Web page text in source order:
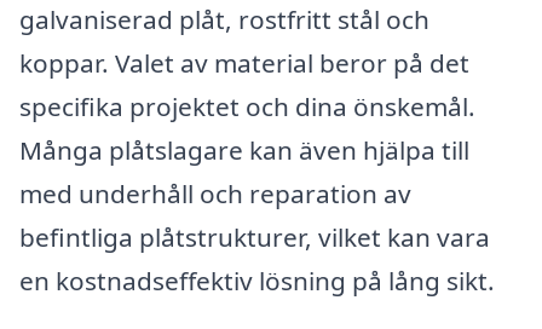
galvaniserad plåt, rostfritt stål och
koppar. Valet av material beror på det
specifika projektet och dina önskemål.
Många plåtslagare kan även hjälpa till
med underhåll och reparation av
befintliga plåtstrukturer, vilket kan vara
en kostnadseffektiv lösning på lång sikt.